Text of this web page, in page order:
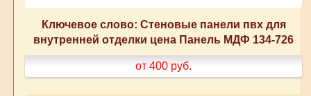
Ключевое слово: Стеновые панели пвх для
внутренней отделки цена Панель МДФ 134-726
от 400 руб.